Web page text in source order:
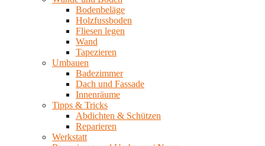
Bodenbeläge
Holzfussboden
Fliesen legen
Wand
Tapezieren
Umbauen
Badezimmer
Dach und Fassade
Innenräume
Tipps & Tricks
Abdichten & Schützen
Reparieren
Werkstatt